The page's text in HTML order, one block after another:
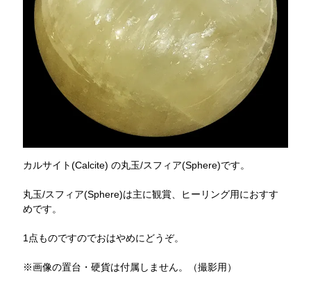
カルサイト(Calcite) の丸玉/スフィア(Sphere)です。
丸玉/スフィア(Sphere)は主に観賞、ヒーリング用におすす
めです。
1点ものですのでおはやめにどうぞ。
※画像の置台・硬貨は付属しません。（撮影用）